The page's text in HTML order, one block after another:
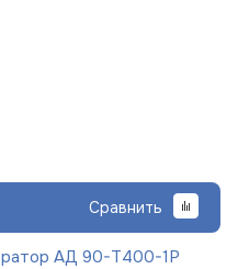
Сравнить
АД 90-Т400-1Р